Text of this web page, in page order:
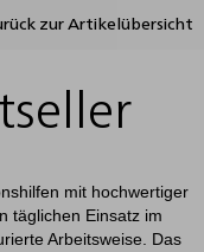
zur Artikelübersicht
mit hochwertiger
täglichen Einsatz im
Arbeitsweise. Das